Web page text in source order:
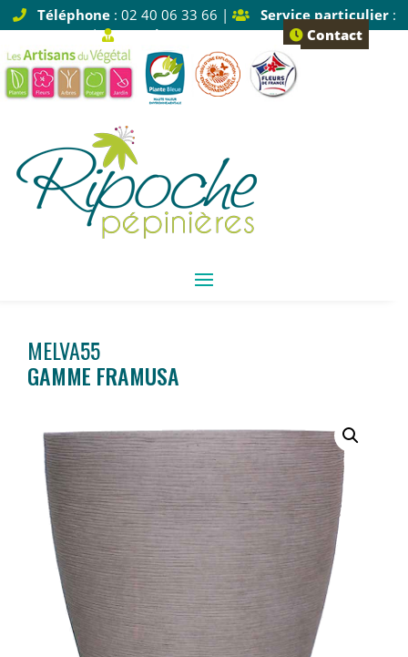
Téléphone: 02 40 06 33 66 | Service particulier:
Tapez 1 |
Service pro: Tapez 2 Contact
MELVA55
GAMME FRAMUSA